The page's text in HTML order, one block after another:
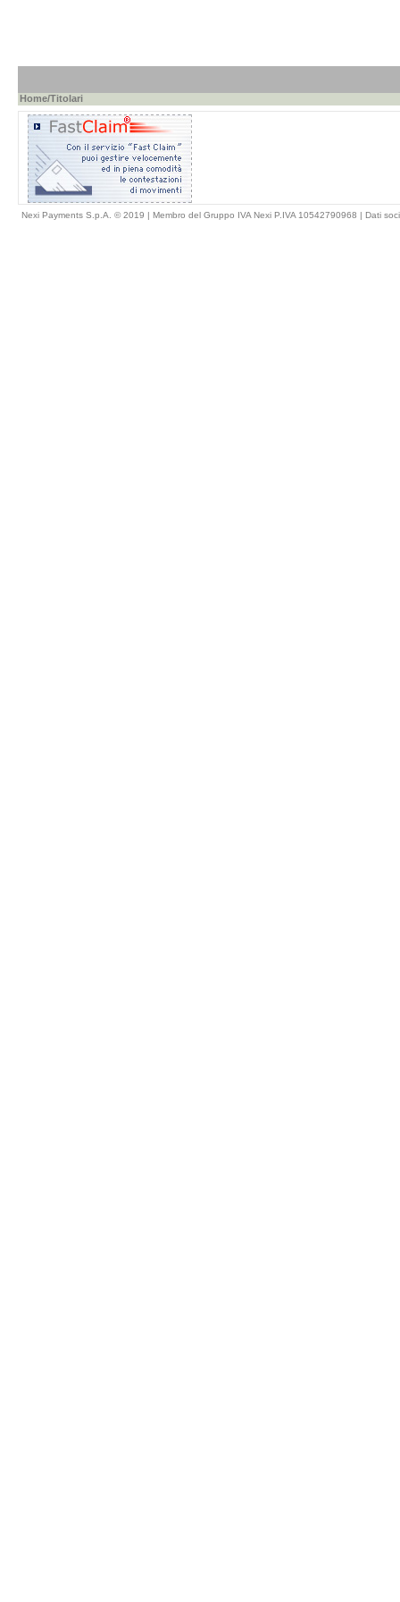
Home/Titolari
Nexi Payments S.p.A. © 2019 | Membro del Gruppo IVA Nexi P.IVA 10542790968 | Dati